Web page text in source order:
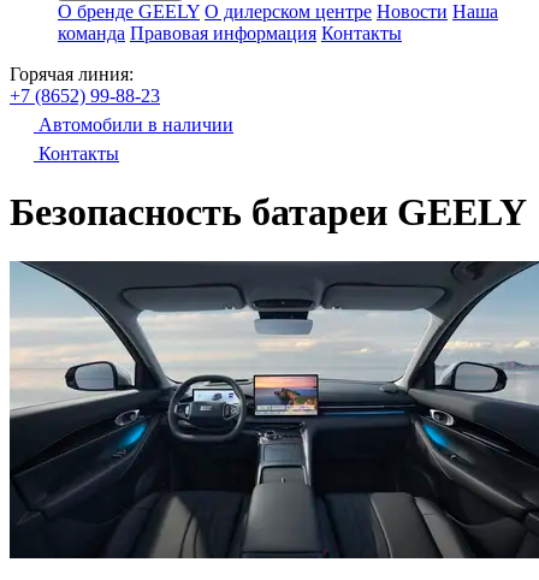
О бренде GEELY О дилерском центре Новости Наша
команда Правовая информация Контакты
Горячая линия:
+7 (8652) 99-88-23
Автомобили в наличии
Контакты
Безопасность батареи GEELY